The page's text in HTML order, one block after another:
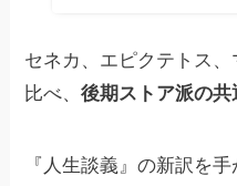
セネカ、エピクテトス
比べ、後期ストア派の
『人生談義』の新訳を